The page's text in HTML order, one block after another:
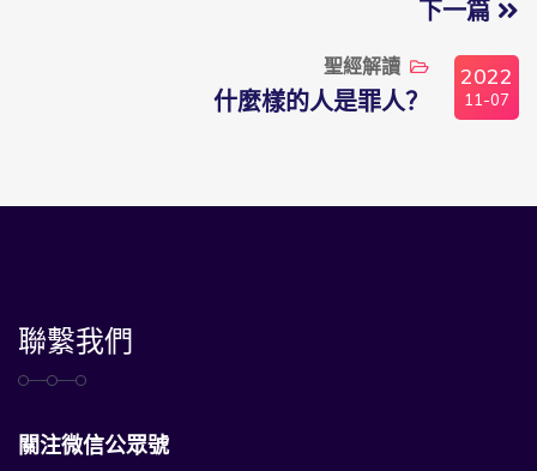
下一篇
2022
11-07
聖經解讀
什麼樣的人是罪人？
聯繫我們
關注微信公眾號